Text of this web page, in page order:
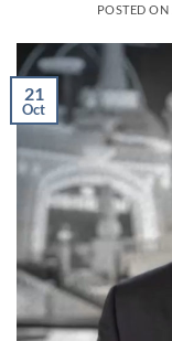
POSTED ON
21
Oct